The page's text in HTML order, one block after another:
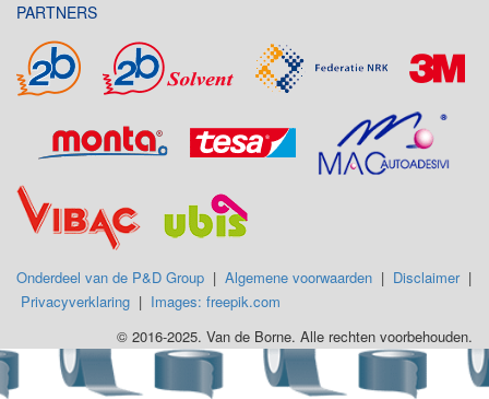
PARTNERS
Onderdeel van de P&D Group | Algemene voorwaarden | Disclaimer|
Privacyverklaring | Images: freepik.com
© 2016-2025. Van de Borne. Alle rechten voorbehouden.